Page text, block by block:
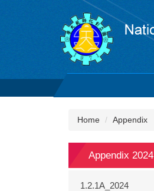
Home Appendix
Appendix 2024
1.2.1A_2024